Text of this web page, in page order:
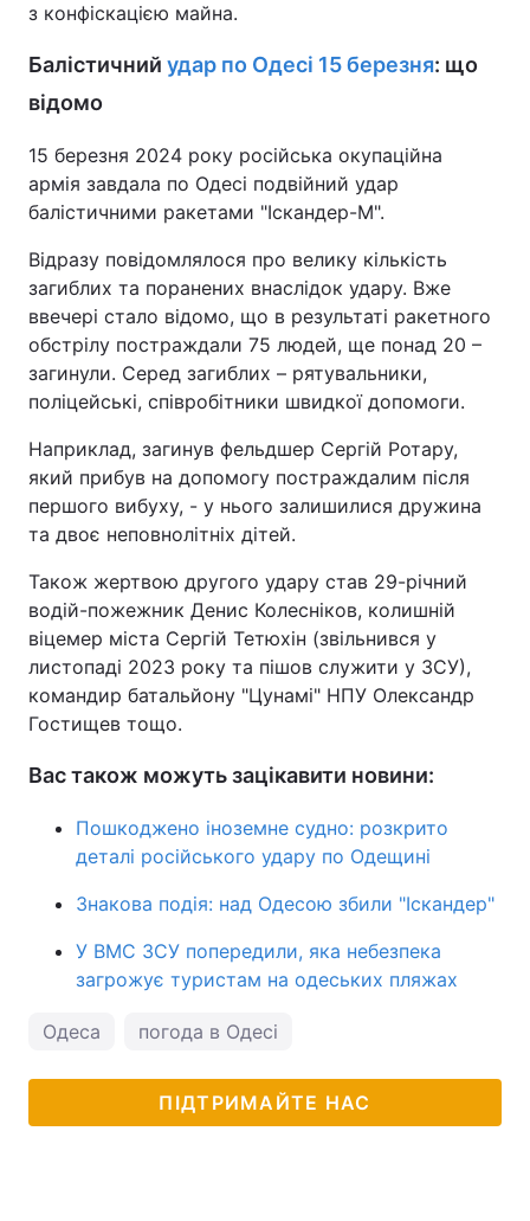
з конфіскацією майна.
Балістичний удар по Одесі 15 березня: що
відомо
15 березня 2024 року російська окупаційна
армія завдала по Одесі подвійний удар
балістичними ракетами "Іскандер-М".
Відразу повідомлялося про велику кількість
загиблих та поранених внаслідок удару. Вже
ввечері стало відомо, що в результаті ракетного
обстрілу постраждали 75 людей, ще понад 20 –
загинули. Серед загиблих – рятувальники,
поліцейські, співробітники швидкої допомоги.
Наприклад, загинув фельдшер Сергій Ротару,
який прибув на допомогу постраждалим після
першого вибуху, - у нього залишилися дружина
та двоє неповнолітніх дітей.
Також жертвою другого удару став 29-річний
водій-пожежник Денис Колесніков, колишній
віцемер міста Сергій Тетюхін (звільнився у
листопаді 2023 року та пішов служити у ЗСУ),
командир батальйону "Цунамі" НПУ Олександр
Гостищев тощо.
Вас також можуть зацікавити новини:
Пошкоджено іноземне судно: розкрито
деталі російського удару по Одещині
Знакова подія: над Одесою збили "Іскандер"
У ВМС ЗСУ попередили, яка небезпека
загрожує туристам на одеських пляжах
Одеса погода в Одесі
ПІДТРИМАЙТЕ НАС